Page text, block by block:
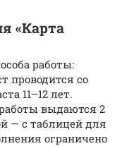
«Карта
работы:
проводится со
11–12 лет.
выдаются 2
— с таблицей для
ограничено